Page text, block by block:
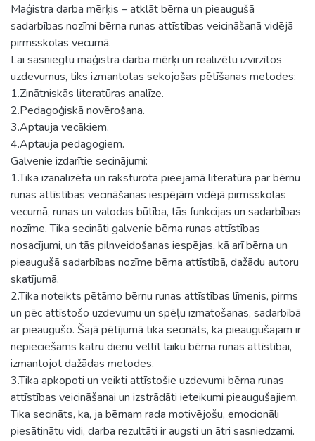
Maģistra darba mērķis – atklāt bērna un pieaugušā
sadarbības nozīmi bērna runas attīstības veicināšanā vidējā
pirmsskolas vecumā.
Lai sasniegtu maģistra darba mērķi un realizētu izvirzītos
uzdevumus, tiks izmantotas sekojošas pētīšanas metodes:
1.Zinātniskās literatūras analīze.
2.Pedagoģiskā novērošana.
3.Aptauja vecākiem.
4.Aptauja pedagogiem.
Galvenie izdarītie secinājumi:
1.Tika izanalizēta un raksturota pieejamā literatūra par bērnu
runas attīstības vecināšanas iespējām vidējā pirmsskolas
vecumā, runas un valodas būtība, tās funkcijas un sadarbības
nozīme. Tika secināti galvenie bērna runas attīstības
nosacījumi, un tās pilnveidošanas iespējas, kā arī bērna un
pieaugušā sadarbības nozīme bērna attīstībā, dažādu autoru
skatījumā.
2.Tika noteikts pētāmo bērnu runas attīstības līmenis, pirms
un pēc attīstošo uzdevumu un spēļu izmatošanas, sadarbībā
ar pieaugušo. Šajā pētījumā tika secināts, ka pieaugušajam ir
nepieciešams katru dienu veltīt laiku bērna runas attīstībai,
izmantojot dažādas metodes.
3.Tika apkopoti un veikti attīstošie uzdevumi bērna runas
attīstības veicināšanai un izstrādāti ieteikumi pieaugušajiem.
Tika secināts, ka, ja bērnam rada motivējošu, emocionāli
piesātinātu vidi, darba rezultāti ir augsti un ātri sasniedzami.